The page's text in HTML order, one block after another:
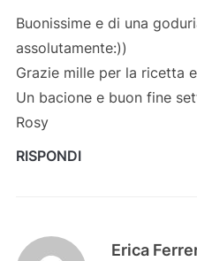
Buonissime e di una
assolutamente:))
Grazie mille per la ricetta
Un bacione e buon fine
Rosy
RISPONDI
Erica